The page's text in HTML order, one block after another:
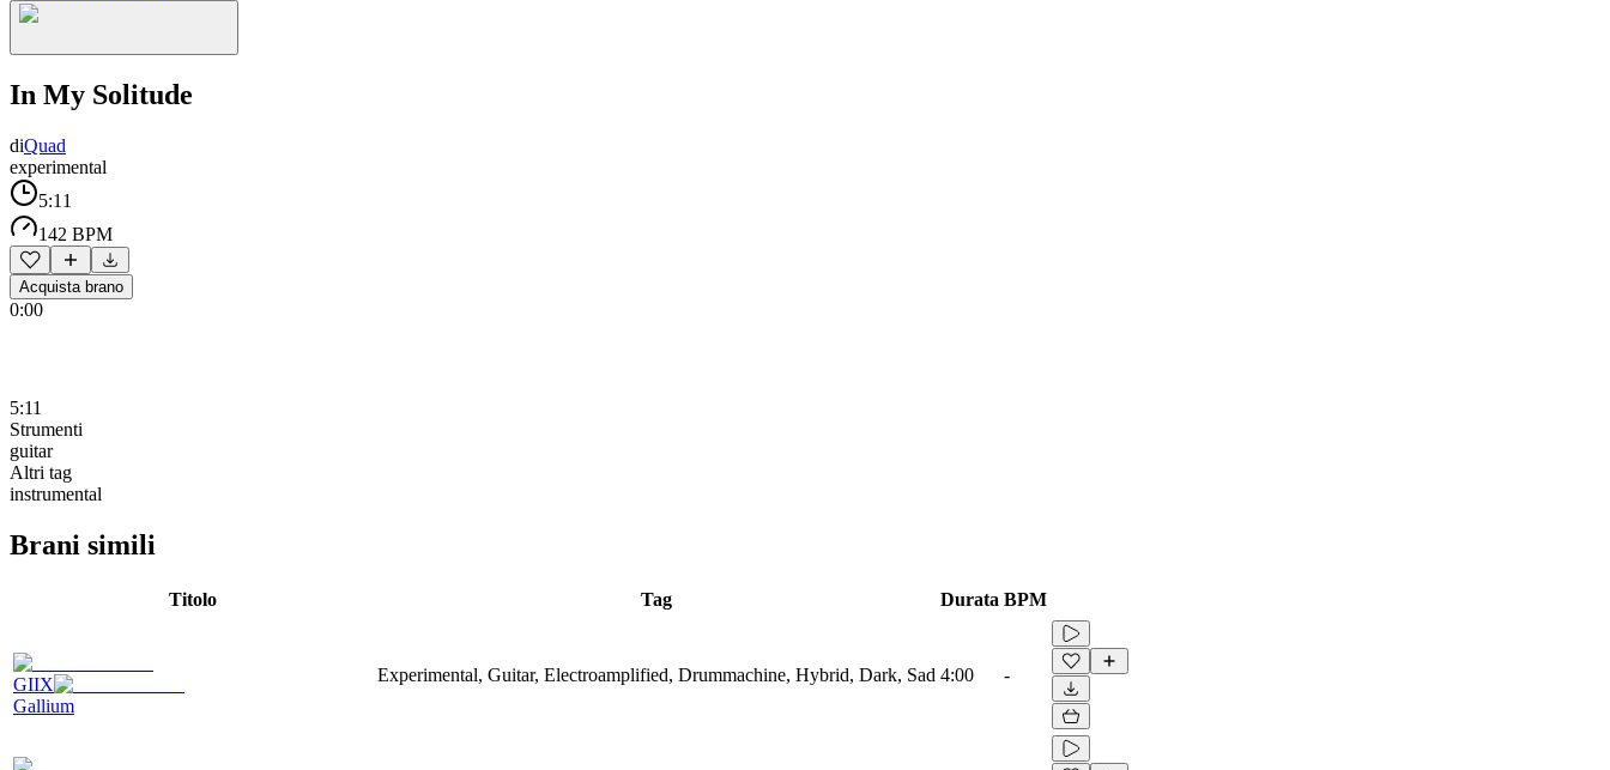
In My Solitude
diQuad
experimental
5:11
142 BPM
Acquista brano
0:00
5:11
Strumenti
guitar
Altri tag
instrumental
Brani simili
Titolo Tag Durata BPM
GIIX
Gallium
Experimental, Guitar, Electroamplified, Drummachine, Hybrid, Dark, Sad 4:00 -